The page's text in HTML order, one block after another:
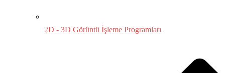
2D - 3D Görüntü İşleme Programları